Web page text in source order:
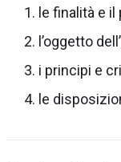
le finalità e
l’oggetto
i principi e
le